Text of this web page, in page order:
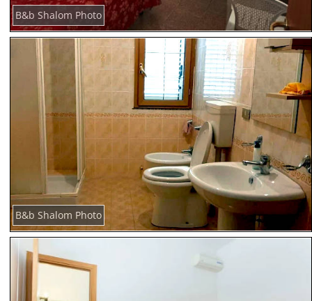
B&b Shalom Photo
B&b Shalom Photo